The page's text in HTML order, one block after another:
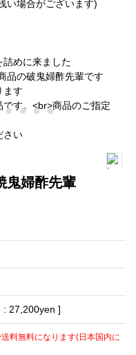
鬼婦酢先輩
: 27,200yen ]
料無料になります(日本国内に